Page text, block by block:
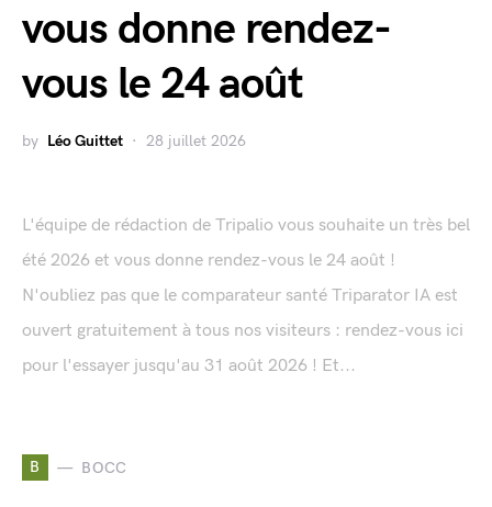
vous donne rendez-
vous le 24 août
by Léo Guittet 28 juillet 2026
L'équipe de rédaction de Tripalio vous souhaite un très bel
été 2026 et vous donne rendez-vous le 24 août !
N'oubliez pas que le comparateur santé Triparator IA est
ouvert gratuitement à tous nos visiteurs : rendez-vous ici
pour l'essayer jusqu'au 31 août 2026 ! Et...
B BOCC